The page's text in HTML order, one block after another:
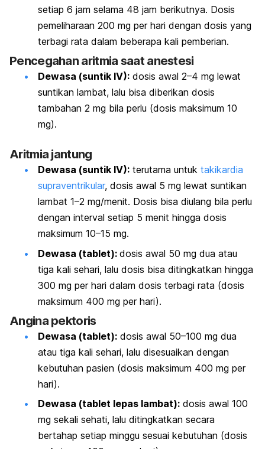
setiap 6 jam selama 48 jam berikutnya. Dosis
pemeliharaan 200 mg per hari dengan dosis yang
terbagi rata dalam beberapa kali pemberian.
Pencegahan aritmia saat anestesi
Dewasa (suntik IV): dosis awal 2–4 mg lewat
suntikan lambat, lalu bisa diberikan dosis
tambahan 2 mg bila perlu (dosis maksimum 10
mg).
Aritmia jantung
Dewasa (suntik IV): terutama untuk takikardia
supraventrikular, dosis awal 5 mg lewat suntikan
lambat 1–2 mg/menit. Dosis bisa diulang bila perlu
dengan interval setiap 5 menit hingga dosis
maksimum 10–15 mg.
Dewasa (tablet): dosis awal 50 mg dua atau
tiga kali sehari, lalu dosis bisa ditingkatkan hingga
300 mg per hari dalam dosis terbagi rata (dosis
maksimum 400 mg per hari).
Angina pektoris
Dewasa (tablet): dosis awal 50–100 mg dua
atau tiga kali sehari, lalu disesuaikan dengan
kebutuhan pasien (dosis maksimum 400 mg per
hari).
Dewasa (tablet lepas lambat): dosis awal 100
mg sekali sehati, lalu ditingkatkan secara
bertahap setiap minggu sesuai kebutuhan (dosis